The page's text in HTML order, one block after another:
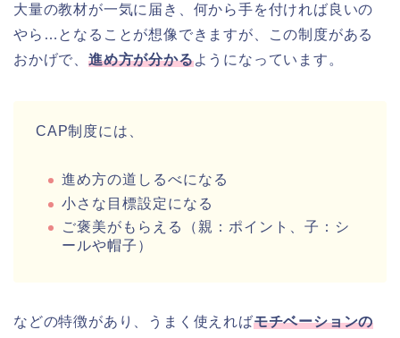
大量の教材が一気に届き、何から手を付ければ良いの
やら…となることが想像できますが、この制度がある
おかげで、 進め方が分かるようになっています。
CAP制度には、
進め方の道しるべになる
小さな目標設定になる
ご褒美がもらえる（親：ポイント、子：シ
ールや帽子）
などの特徴があり、うまく使えればモチベーションの